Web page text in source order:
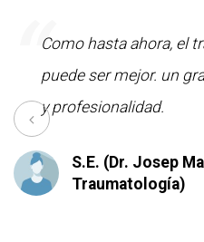
“ Como hasta ahora, el
puede ser mejor. un
y profesionalidad.
S.E. (Dr. Josep
Traumatología)